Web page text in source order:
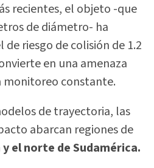
recientes, el objeto -que
de diámetro- ha
riesgo de colisión de 1.2
en una amenaza
monitoreo constante.
de trayectoria, las
abarcan regiones de
el norte de Sudamérica.